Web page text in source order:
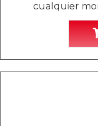
cualquier